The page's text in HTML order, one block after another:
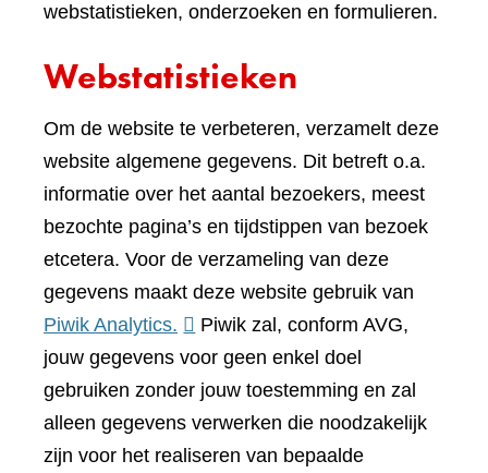
webstatistieken, onderzoeken en formulieren.
Webstatistieken
Om de website te verbeteren, verzamelt deze
website algemene gegevens. Dit betreft o.a.
informatie over het aantal bezoekers, meest
bezochte pagina’s en tijdstippen van bezoek
etcetera. Voor de verzameling van deze
gegevens maakt deze website gebruik van
Piwik Analytics. (verwijst
naar
een
andere
website)
Piwik zal, conform AVG,
jouw gegevens voor geen enkel doel
gebruiken zonder jouw toestemming en zal
alleen gegevens verwerken die noodzakelijk
zijn voor het realiseren van bepaalde